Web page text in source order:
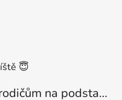
😇
Gravírované poděkování rodičům na podstavci